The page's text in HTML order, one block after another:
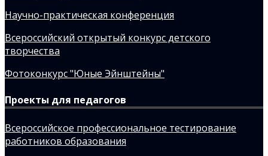
Научно-практическая конференция
Всероссийский открытый конкурс детского
творчества
Фотоконкурс "Юные Эйнштейны"
Проекты для педагогов
Всероссийское профессиональное тестирование
работников образования